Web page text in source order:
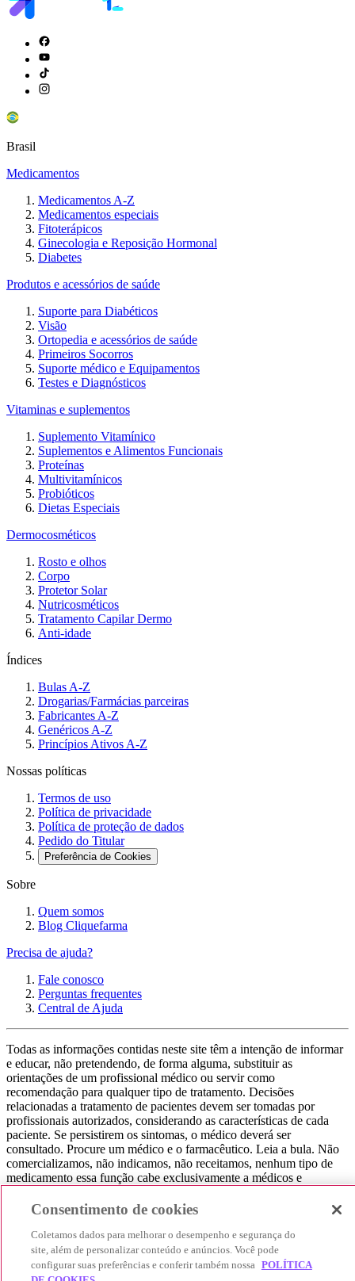
Brasil
Medicamentos
Medicamentos A-Z
Medicamentos especiais
Fitoterápicos
Ginecologia e Reposição Hormonal
Diabetes
Produtos e acessórios de saúde
Suporte para Diabéticos
Visão
Ortopedia e acessórios de saúde
Primeiros Socorros
Suporte médico e Equipamentos
Testes e Diagnósticos
Vitaminas e suplementos
Suplemento Vitamínico
Suplementos e Alimentos Funcionais
Proteínas
Multivitamínicos
Probióticos
Dietas Especiais
Dermocosméticos
Rosto e olhos
Corpo
Protetor Solar
Nutricosméticos
Tratamento Capilar Dermo
Anti-idade
Índices
Bulas A-Z
Drogarias/Farmácias parceiras
Fabricantes A-Z
Genéricos A-Z
Princípios Ativos A-Z
Nossas políticas
Termos de uso
Política de privacidade
Política de proteção de dados
Pedido do Titular
Preferência de Cookies
Sobre
Quem somos
Blog Cliquefarma
Precisa de ajuda?
Fale conosco
Perguntas frequentes
Central de Ajuda
Todas as informações contidas neste site têm a intenção de informar
e educar, não pretendendo, de forma alguma, substituir as
orientações de um profissional médico ou servir como
recomendação para qualquer tipo de tratamento. Decisões
relacionadas a tratamento de pacientes devem ser tomadas por
profissionais autorizados, considerando as características de cada
paciente. Se persistirem os sintomas, o médico deverá ser
consultado. Procure um médico e o farmacêutico. Leia a bula. Não
comercializamos, não indicamos, não receitamos, nenhum tipo de
medicamento essa função cabe exclusivamente a médicos e
consultar seu médico. Não somos uma loja ou marketplace, ou seja,
que você encontre o preço mais barato, comparando os preços de
produtos farmacêuticos. Contribuímos e damos auxílio para que sua
experiência seja bem-sucedida, mas a finalização da compra
acontece nos sites das nossas lojas parceiras.
Consentimento de cookies
Coletamos dados para melhorar o desempenho e segurança do
site, além de personalizar conteúdo e anúncios. Você pode
configurar suas preferências e conferir também nossa POLÍTICA